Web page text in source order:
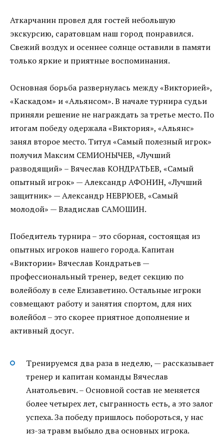
Аткарчанин провел для гостей небольшую
экскурсию, саратовцам наш город понравился.
Свежий воздух и осеннее солнце оставили в памяти
только яркие и приятные воспоминания.
Основная борьба развернулась между «Викторией»,
«Каскадом» и «Альянсом». В начале турнира судьи
приняли решение не награждать за третье место. По
итогам победу одержала «Виктория», «Альянс»
занял второе место. Титул «Самый полезный игрок»
получил Максим СЕМИОНЫЧЕВ, «Лучший
разводящий» – Вячеслав КОНДРАТЬЕВ, «Самый
опытный игрок» — Александр АФОНИН, «Лучший
защитник» — Александр НЕВРЮЕВ, «Самый
молодой» — Владислав САМОШИН.
Победитель турнира – это сборная, состоящая из
опытных игроков нашего города. Капитан
«Виктории» Вячеслав Кондратьев —
профессиональный тренер, ведет секцию по
волейболу в селе Елизаветино. Остальные игроки
совмещают работу и занятия спортом, для них
волейбол – это скорее приятное дополнение и
активный досуг.
Тренируемся два раза в неделю, — рассказывает
тренер и капитан команды Вячеслав
Анатольевич. – Основной состав не меняется
более четырех лет, сыгранность есть, а это залог
успеха. За победу пришлось побороться, у нас
из-за травм выбыло два основных игрока.